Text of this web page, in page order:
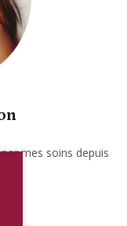
mes soins depuis